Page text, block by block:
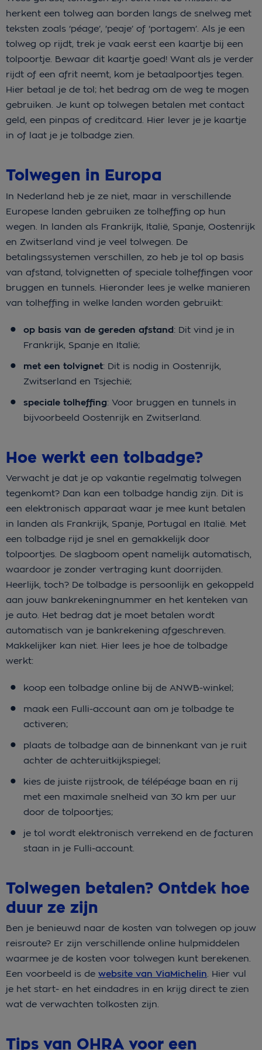
herkent een tolweg aan borden langs de snelweg met
teksten zoals ‘péage’, 'peaje’ of ‘portagem’. Als je een
tolweg op rijdt, trek je vaak eerst een kaartje bij een
tolpoortje. Bewaar dit kaartje goed! Want als je verder
rijdt of een afrit neemt, kom je betaalpoortjes tegen.
Hier betaal je de tol; het bedrag om de weg te mogen
gebruiken. Je kunt op tolwegen betalen met contact
geld, een pinpas of creditcard. Hier lever je je kaartje
in of laat je je tolbadge zien.
Tolwegen in Europa
In Nederland heb je ze niet, maar in verschillende
Europese landen gebruiken ze tolheffing op hun
wegen. In landen als Frankrijk, Italië, Spanje, Oostenrijk
en Zwitserland vind je veel tolwegen. De
betalingssystemen verschillen, zo heb je tol op basis
van afstand, tolvignetten of speciale tolheffingen voor
bruggen en tunnels. Hieronder lees je welke manieren
van tolheffing in welke landen worden gebruikt:
op basis van de gereden afstand: Dit vind je in
Frankrijk, Spanje en Italië;
met een tolvignet: Dit is nodig in Oostenrijk,
Zwitserland en Tsjechië;
speciale tolheffing: Voor bruggen en tunnels in
bijvoorbeeld Oostenrijk en Zwitserland.
Hoe werkt een tolbadge?
Verwacht je dat je op vakantie regelmatig tolwegen
tegenkomt? Dan kan een tolbadge handig zijn. Dit is
een elektronisch apparaat waar je mee kunt betalen
in landen als Frankrijk, Spanje, Portugal en Italië. Met
een tolbadge rijd je snel en gemakkelijk door
tolpoortjes. De slagboom opent namelijk automatisch,
waardoor je zonder vertraging kunt doorrijden.
Heerlijk, toch? De tolbadge is persoonlijk en gekoppeld
aan jouw bankrekeningnummer en het kenteken van
je auto. Het bedrag dat je moet betalen wordt
automatisch van je bankrekening afgeschreven.
Makkelijker kan niet. Hier lees je hoe de tolbadge
werkt:
koop een tolbadge online bij de ANWB-winkel;
maak een Fulli-account aan om je tolbadge te
activeren;
plaats de tolbadge aan de binnenkant van je ruit
achter de achteruitkijkspiegel;
kies de juiste rijstrook, de télépéage baan en rij
met een maximale snelheid van 30 km per uur
door de tolpoortjes;
je tol wordt elektronisch verrekend en de facturen
staan in je Fulli-account.
Tolwegen betalen? Ontdek hoe
duur ze zijn
Ben je benieuwd naar de kosten van tolwegen op jouw
reisroute? Er zijn verschillende online hulpmiddelen
waarmee je de kosten voor tolwegen kunt berekenen.
Een voorbeeld is de website van ViaMichelin. Hier vul
je het start- en het eindadres in en krijg direct te zien
wat de verwachten tolkosten zijn.
Tips van OHRA voor een